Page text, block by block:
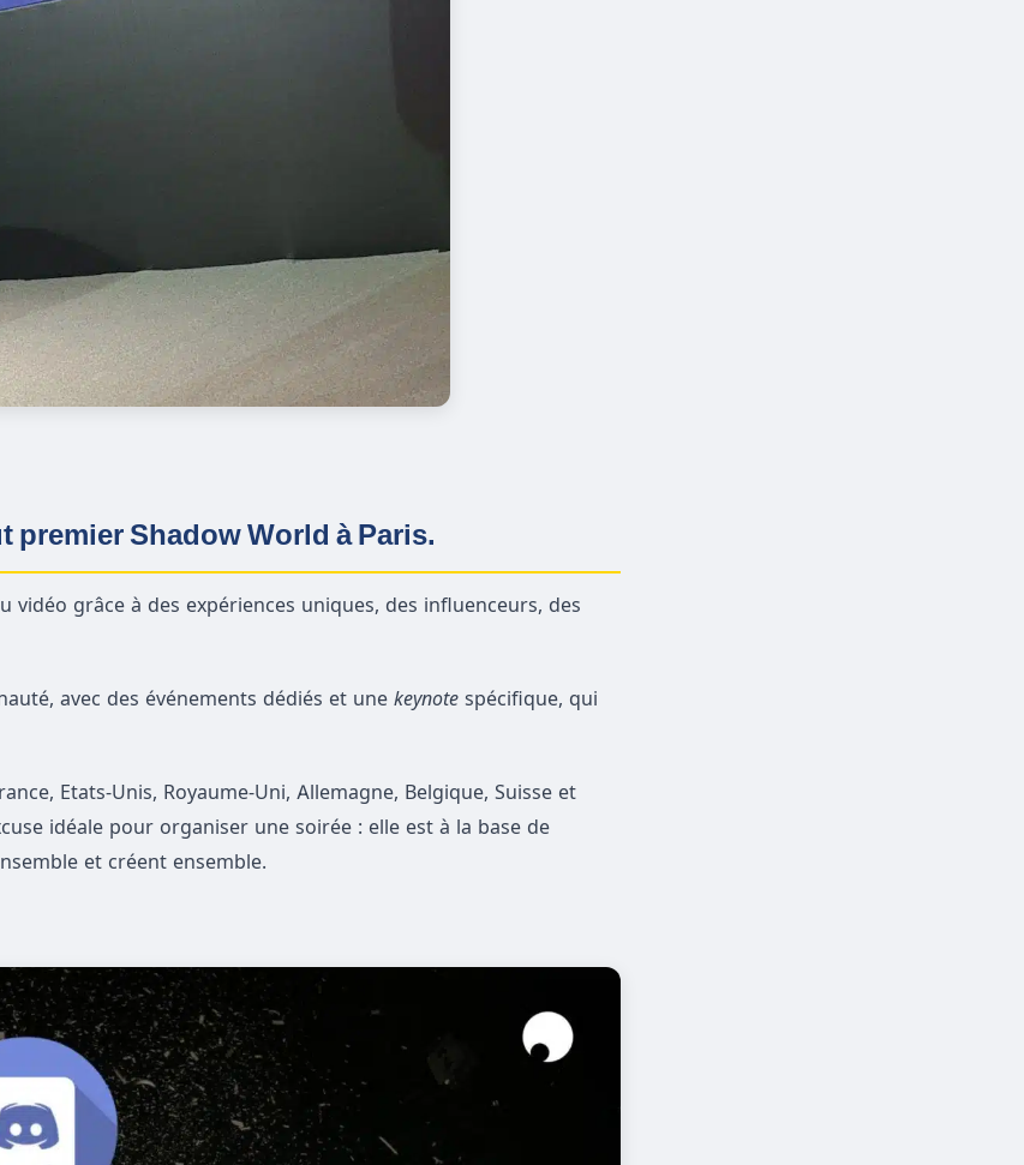
premier Shadow World à Paris.
grâce à des expériences uniques, des influenceurs, des
avec des événements dédiés et une keynote spécifique, qui
Etats-Unis, Royaume-Uni, Allemagne, Belgique, Suisse et
idéale pour organiser une soirée : elle est à la base de
et créent ensemble.